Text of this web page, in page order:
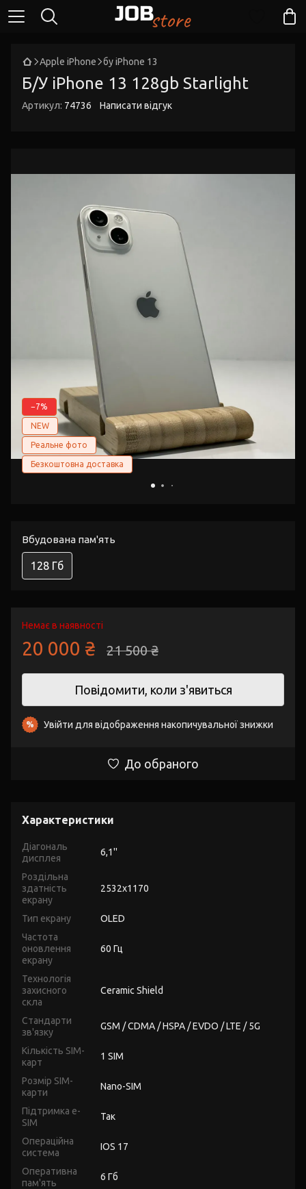
Apple iPhone бу iPhone 13
Б/У iPhone 13 128gb Starlight
Артикул: 74736 Написати відгук
−7%
NEW
Реальне фото
Безкоштовна доставка
Вбудована пам'ять
128 Гб
Немає в наявності
20 000 ₴ 21 500 ₴
Повідомити, коли з'явиться
% Увійти для відображення накопичувальної знижки
До обраного
Характеристики
Діагональ
дисплея
6,1''
Роздільна
здатність
екрану
2532x1170
Тип екрану
OLED
Частота
оновлення
екрану
60 Гц
Технологія
захисного
скла
Ceramic Shield
Стандарти
зв'язку
GSM / CDMA / HSPA / EVDO / LTE / 5G
Кількість SIM-
карт
1 SIM
Розмір SIM-
карти
Nano-SIM
Підтримка e-
SIM
Так
Операційна
система
IOS 17
Оперативна
пам'ять
6 Гб